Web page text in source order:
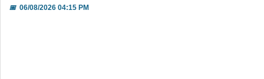
📅06/08/2026 04:15 PM